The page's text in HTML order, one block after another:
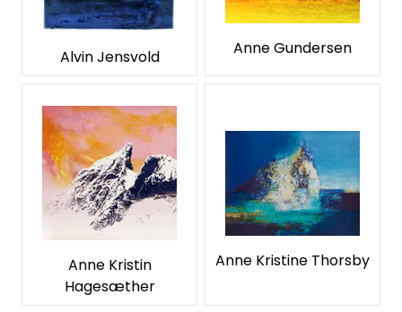
Alvin Jensvold Anne Gundersen
Anne Kristin
Hagesæther
Anne Kristine Thorsby